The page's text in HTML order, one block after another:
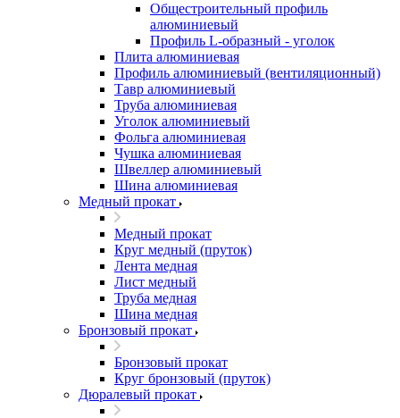
Общестроительный профиль
алюминиевый
Профиль L-образный - уголок
Плита алюминиевая
Профиль алюминиевый (вентиляционный)
Тавр алюминиевый
Труба алюминиевая
Уголок алюминиевый
Фольга алюминиевая
Чушка алюминиевая
Швеллер алюминиевый
Шина алюминиевая
Медный прокат
Медный прокат
Круг медный (пруток)
Лента медная
Лист медный
Труба медная
Шина медная
Бронзовый прокат
Бронзовый прокат
Круг бронзовый (пруток)
Дюралевый прокат